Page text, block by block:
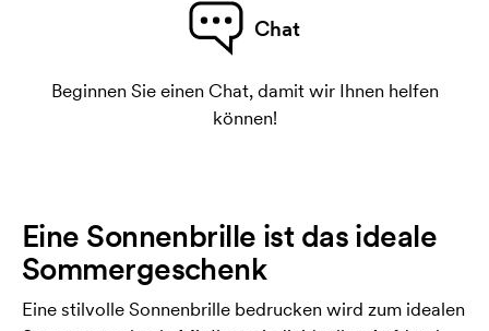
Chat
Beginnen Sie einen Chat, damit wir Ihnen helfen
können!
Eine Sonnenbrille ist das ideale
Sommergeschenk
Eine stilvolle Sonnenbrille bedrucken wird zum idealen